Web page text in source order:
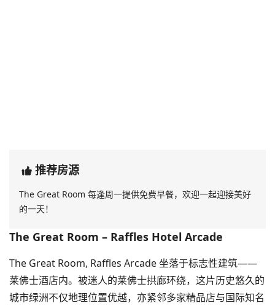
推荐房源
The Great Room 每逢周一提供免费早餐，欢迎一起迎接美好
的一天！
The Great Room – Raffles Hotel Arcade
The Great Room, Raffles Arcade 坐落于标志性建筑——
莱佛士酒店内。被迷人的莱佛士拱廊环绕，这片历史悠久的
城市绿洲不仅地理位置优越，亦紧邻多家精品店与国际知名